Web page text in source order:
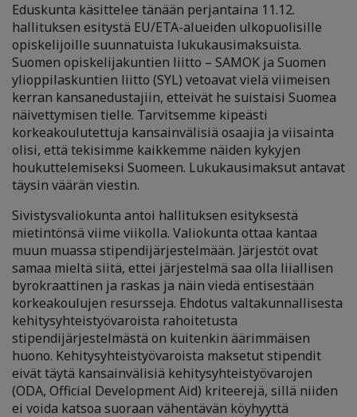
Eduskunta käsittelee tänään perjantaina 11.12.
hallituksen esitystä EU/ETA-alueiden ulkopuolisille
opiskelijoille suunnatuista lukukausimaksuista.
Suomen opiskelijakuntien liitto – SAMOK ja Suomen
ylioppilaskuntien liitto (SYL) vetoavat vielä viimeisen
kerran kansanedustajiin, etteivät he suistaisi Suomea
näivettymisen tielle. Tarvitsemme kipeästi
korkeakoulutettuja kansainvälisiä osaajia ja viisainta
olisi, että tekisimme kaikkemme näiden kykyjen
houkuttelemiseksi Suomeen. Lukukausimaksut antavat
täysin väärän viestin.
Sivistysvaliokunta antoi hallituksen esityksestä
mietintönsä viime viikolla. Valiokunta ottaa kantaa
muun muassa stipendijärjestelmään. Järjestöt ovat
samaa mieltä siitä, ettei järjestelmä saa olla liiallisen
byrokraattinen ja raskas ja näin viedä entisestään
korkeakoulujen resursseja. Ehdotus valtakunnallisesta
kehitysyhteistyövaroista rahoitetusta
stipendijärjestelmästä on kuitenkin äärimmäisen
huono. Kehitysyhteistyövaroista maksetut stipendit
eivät täytä kansainvälisiä kehitysyhteistyövarojen
(ODA, Official Development Aid) kriteerejä, sillä niiden
ei voida katsoa suoraan vähentävän köyhyyttä